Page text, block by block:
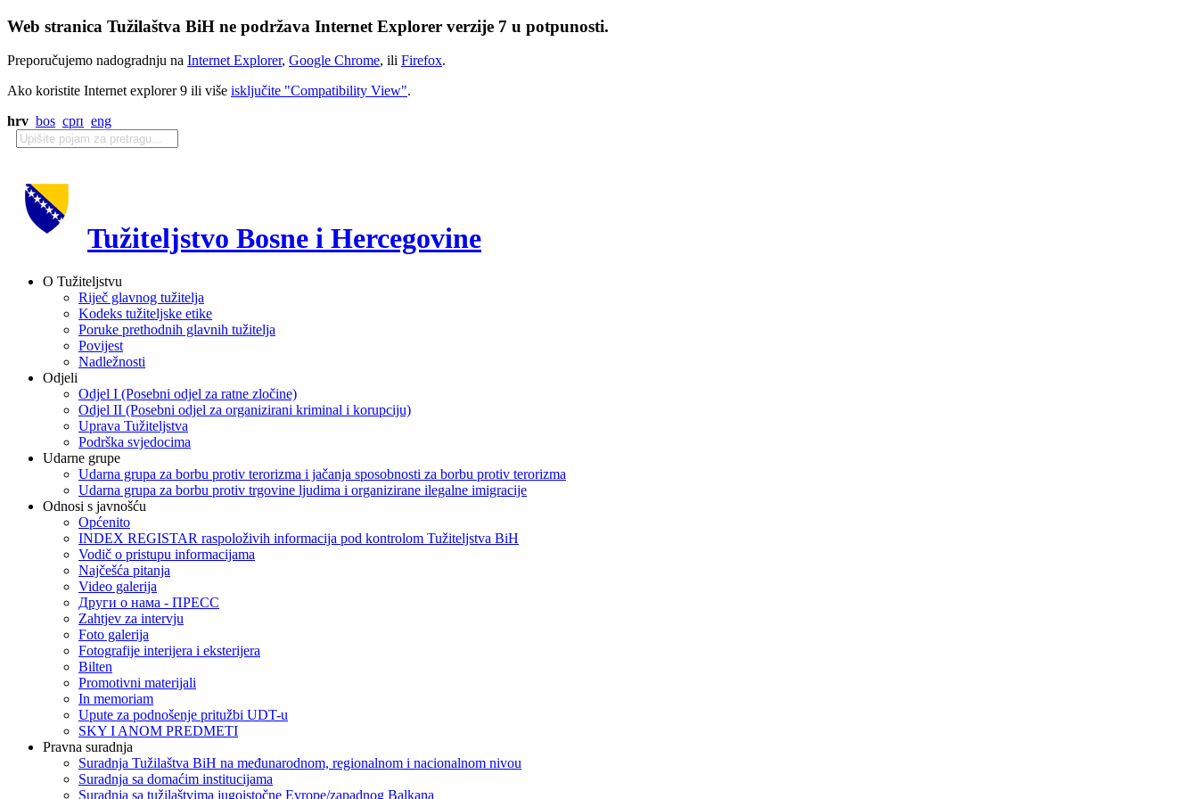
Web stranica Tužilaštva BiH ne podržava Internet Explorer verzije 7 u potpunosti.
Preporučujemo nadogradnju na Internet Explorer, Google Chrome, ili Firefox.
Ako koristite Internet explorer 9 ili više isključite "Compatibility View".
hrv bos срп eng
Tužiteljstvo Bosne i Hercegovine
O Tužiteljstvu
Riječ glavnog tužitelja
Kodeks tužiteljske etike
Poruke prethodnih glavnih tužitelja
Povijest
Nadležnosti
Odjeli
Odjel I (Posebni odjel za ratne zločine)
Odjel II (Posebni odjel za organizirani kriminal i korupciju)
Uprava Tužiteljstva
Podrška svjedocima
Udarne grupe
Udarna grupa za borbu protiv terorizma i jačanja sposobnosti za borbu protiv terorizma
Udarna grupa za borbu protiv trgovine ljudima i organizirane ilegalne imigracije
Odnosi s javnošću
Općenito
INDEX REGISTAR raspoloživih informacija pod kontrolom Tužiteljstva BiH
Vodič o pristupu informacijama
Najčešća pitanja
Video galerija
Други о нама - ПРЕСC
Zahtjev za intervju
Foto galerija
Fotografije interijera i eksterijera
Bilten
Promotivni materijali
In memoriam
Upute za podnošenje pritužbi UDT-u
SKY I ANOM PREDMETI
Pravna suradnja
Suradnja Tužilaštva BiH na međunarodnom, regionalnom i nacionalnom nivou
Suradnja sa domaćim institucijama
Suradnja sa tužilaštvima jugoistočne Evrope/zapadnog Balkana